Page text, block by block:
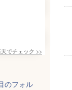
でチェック >>
のフォル